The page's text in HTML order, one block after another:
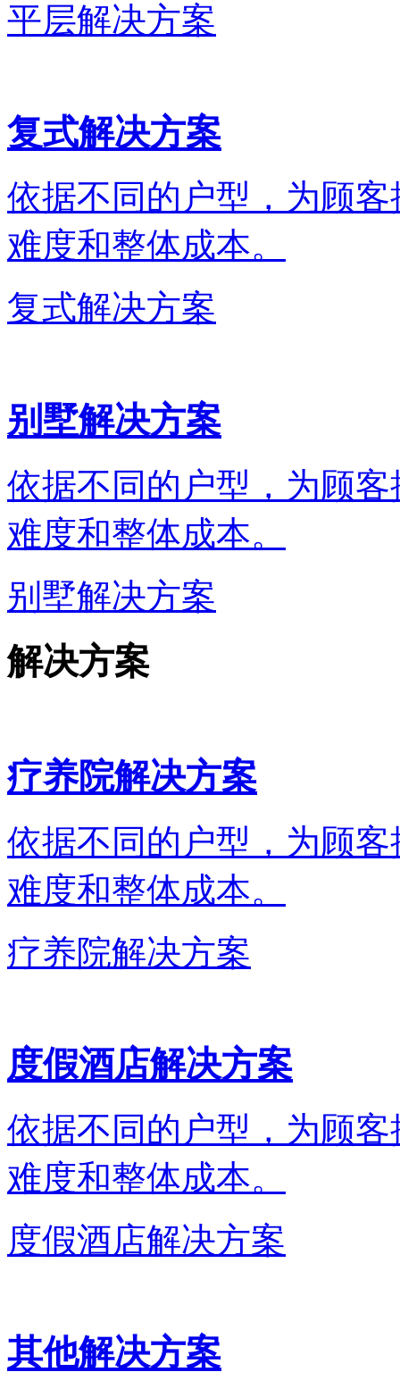
平层解决方案
复式解决方案
依据不同的户型，为顾
难度和整体成本。
复式解决方案
别墅解决方案
依据不同的户型，为顾
难度和整体成本。
别墅解决方案
解决方案
疗养院解决方案
依据不同的户型，为顾
难度和整体成本。
疗养院解决方案
度假酒店解决方案
依据不同的户型，为顾
难度和整体成本。
度假酒店解决方案
其他解决方案